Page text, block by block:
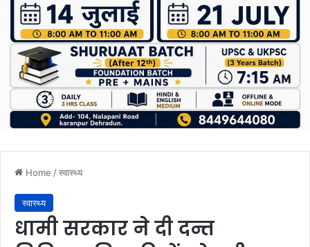
Home /स्वास्थ्य
स्वास्थ्य
धामी सरकार ने दी दन्त